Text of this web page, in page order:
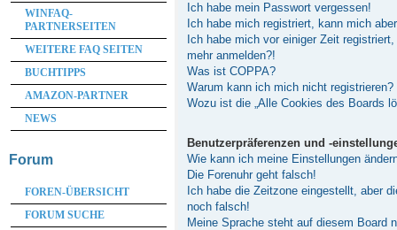
Ich habe mein Passwort vergessen!
Ich habe mich registriert, kann mich
Ich habe mich vor einiger Zeit
mehr anmelden?!
Was ist COPPA?
Warum kann ich mich nicht registrieren?
Wozu ist die „Alle Cookies des Boards
Benutzerpräferenzen und -
Wie kann ich meine Einstellungen
Die Forenuhr geht falsch!
Ich habe die Zeitzone eingestellt, aber
noch falsch!
Meine Sprache steht auf diesem Board
WINFAQ-
PARTNERSEITEN
WEITERE FAQ SEITEN
BUCHTIPPS
AMAZON-PARTNER
NEWS
Forum
FOREN-ÜBERSICHT
FORUM SUCHE